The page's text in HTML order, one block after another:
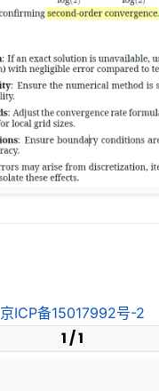
京ICP备15017992号-2
1 / 1